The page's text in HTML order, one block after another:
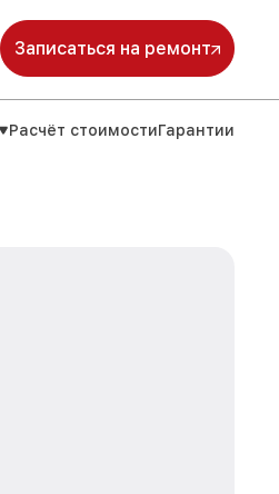
Записаться на ремонт
Расчёт стоимостиГарантии